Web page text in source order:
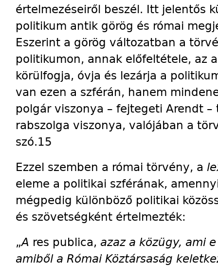
értelmezéseiről beszél. Itt jelentős
politikum antik görög és római
Eszerint a görög változatban a
politikumon, annak előfeltétele, az
körülfogja, óvja és lezárja a
van ezen a szférán, hanem
polgár viszonya – fejtegeti Arendt
rabszolga viszonya, valójában a
szó.15
Ezzel szemben a római törvény, a
eleme a politikai szférának,
mégpedig különböző politikai
és szövetségként értelmezték:
„A res publica, azaz a közügy, ami
amiből a Római Köztársaság